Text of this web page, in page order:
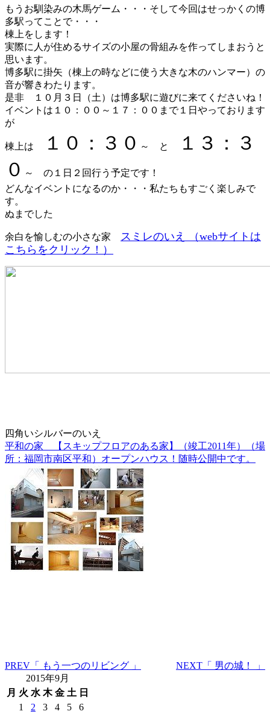
もうお馴染みの木馬ゲーム・・・そして今回はせっかくの博
多駅ってことで・・・
棟上をします！
実際に人が住めるサイズの小屋の骨組みを作ってしまおうと
思います。
博多駅に掛矢（棟上の時などに使う大きな木のハンマー）の
音が響きわたります。
是非 １０月３日（土）は博多駅に遊びに来てくださいね！
イベントは１０：００～１７：００まで１日やっております
が
棟上は １０：３０ ～ と
１３：３
０ ～ の１日２回行う予定です！
どんなイベントになるのか・・・私たちもすごく楽しみで
す。
ぬまでした
余白を愉しむの小さな家
スミレのいえ （webサイトは
こちらをクリック！）
四角いシルバーのいえ
平和の家 【スキップフロアのある家】（竣工2011年）（場
所：福岡市南区平和）オープンハウス！随時公開中です。
PREV 「 もう一つのリビング 」 NEXT 「 男の城！ 」
2015年9月
月 火 水 木 金 土 日
1
2 3 4 5
6